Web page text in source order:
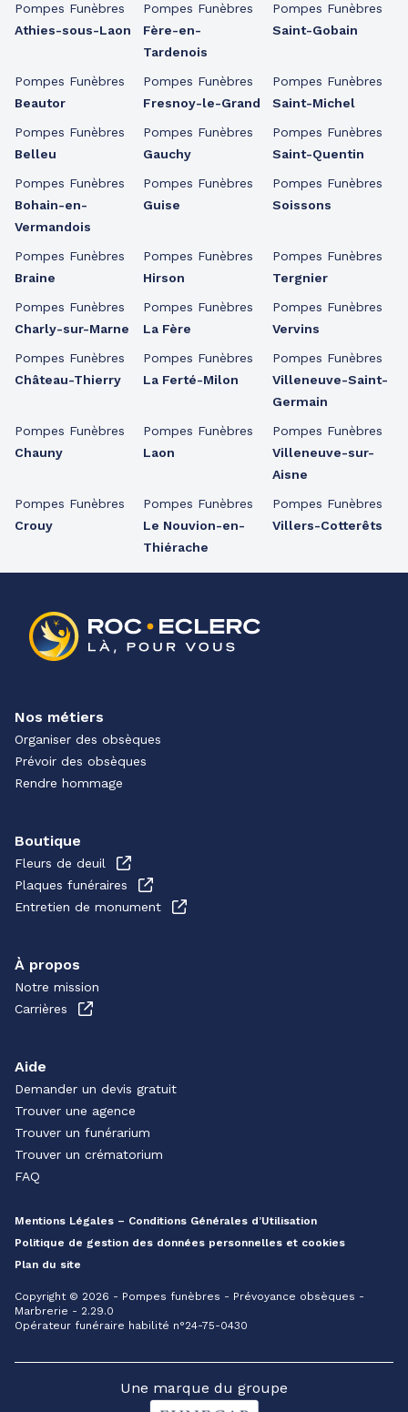
Pompes Funèbres
Athies-sous-Laon
Pompes Funèbres
Beautor
Pompes Funèbres
Belleu
Pompes Funèbres
Bohain-en-
Vermandois
Pompes Funèbres
Braine
Pompes Funèbres
Charly-sur-Marne
Pompes Funèbres
Château-Thierry
Pompes Funèbres
Chauny
Pompes Funèbres
Crouy
Pompes Funèbres
Fère-en-
Tardenois
Pompes Funèbres
Fresnoy-le-Grand
Pompes Funèbres
Gauchy
Pompes Funèbres
Guise
Pompes Funèbres
Hirson
Pompes Funèbres
La Fère
Pompes Funèbres
La Ferté-Milon
Pompes Funèbres
Laon
Pompes Funèbres
Le Nouvion-en-
Thiérache
Pompes Funèbres
Saint-Gobain
Pompes Funèbres
Saint-Michel
Pompes Funèbres
Saint-Quentin
Pompes Funèbres
Soissons
Pompes Funèbres
Tergnier
Pompes Funèbres
Vervins
Pompes Funèbres
Villeneuve-Saint-
Germain
Pompes Funèbres
Villeneuve-sur-
Aisne
Pompes Funèbres
Villers-Cotterêts
Nos métiers
Organiser des obsèques
Prévoir des obsèques
Rendre hommage
Boutique
Fleurs de deuil
Plaques funéraires
Entretien de monument
À propos
Notre mission
Carrières
Aide
Demander un devis gratuit
Trouver une agence
Trouver un funérarium
Trouver un crématorium
FAQ
Mentions Légales – Conditions Générales d’Utilisation
Politique de gestion des données personnelles et cookies
Plan du site
Copyright © 2026 - Pompes funèbres - Prévoyance obsèques -
Marbrerie - 2.29.0
Opérateur funéraire habilité n°24-75-0430
Une marque du groupe